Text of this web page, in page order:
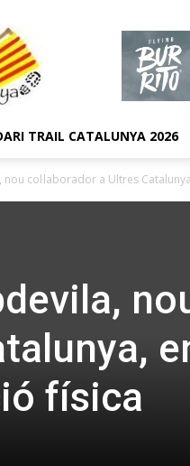
TRAIL CATALUNYA 2026
nou col·laborador a Ultres
física